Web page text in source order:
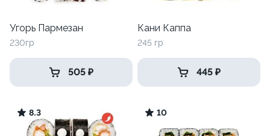
Угорь Пармезан
230гр
505 ₽
Кани Каппа
245 гр
445 ₽
8.3 10